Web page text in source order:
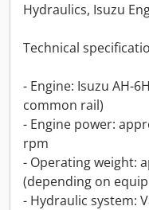
Hydraulics, Isuzu
Technical
- Engine: Isuzu AH-
common rail)
- Engine power:
rpm
- Operating weight:
(depending on
- Hydraulic system: